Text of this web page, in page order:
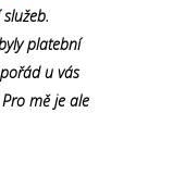
platební
u vás
mě je ale